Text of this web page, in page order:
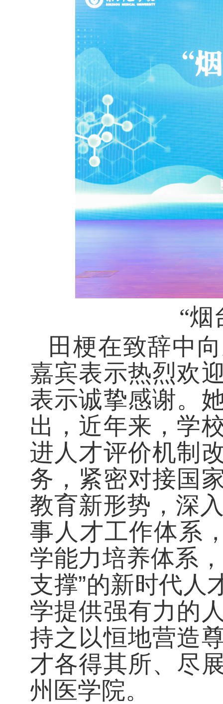
“烟
田梗在致辞中
嘉宾表示热烈欢
表示诚挚感谢。
出，近年来，学
进人才评价机制
务，紧密对接国
教育新形势，深
事人才工作体系
学能力培养体系
支撑”的新时代人
学提供强有力的
持之以恒地营造
才各得其所、尽
州医学院。